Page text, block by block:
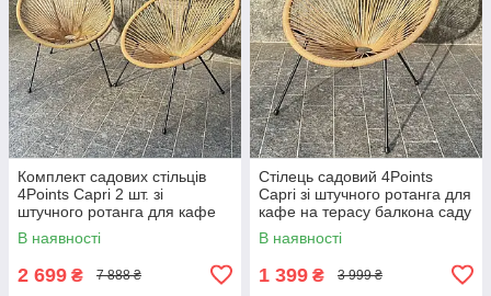
Комплект садових стільців
4Points Capri 2 шт. зі
штучного ротанга для кафе
на терасу балкона саду
Натуральний
В наявності
2 699 ₴ 7 888 ₴
Стілець садовий 4Points
Capri зі штучного ротанга для
кафе на терасу балкона саду
Натуральний
В наявності
1 399 ₴ 3 999 ₴